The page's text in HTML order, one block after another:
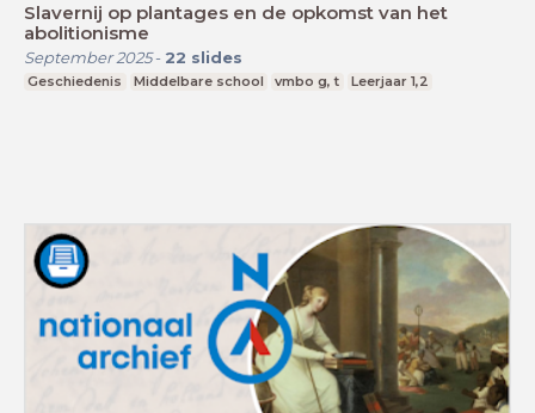
Slavernij op plantages en de opkomst van het
abolitionisme
September 2025- 22 slides
Geschiedenis Middelbare school vmbo g, t Leerjaar 1,2